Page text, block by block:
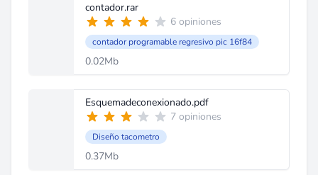
contador.rar
6 opiniones
contador programable regresivo pic 16f84
0.02Mb
Esquemadeconexionado.pdf
7 opiniones
Diseño tacometro
0.37Mb